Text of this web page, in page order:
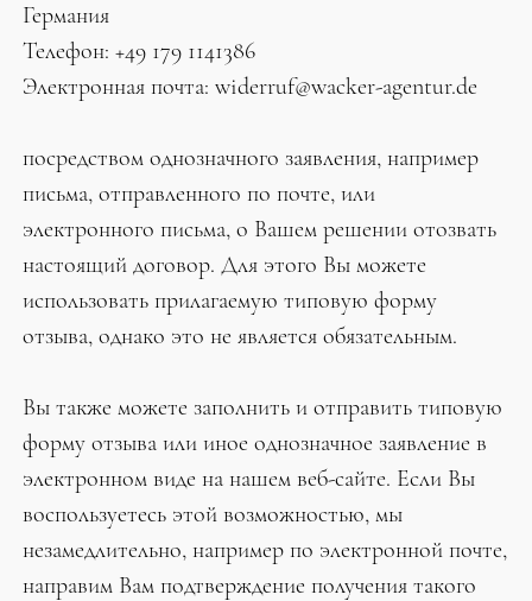
Германия
Телефон: +49 179 1141386
Электронная почта: widerruf@wacker-agentur.de
посредством однозначного заявления, например
письма, отправленного по почте, или
электронного письма, о Вашем решении отозвать
настоящий договор. Для этого Вы можете
использовать прилагаемую типовую форму
отзыва, однако это не является обязательным.
Вы также можете заполнить и отправить типовую
форму отзыва или иное однозначное заявление в
электронном виде на нашем веб-сайте. Если Вы
воспользуетесь этой возможностью, мы
незамедлительно, например по электронной почте,
направим Вам подтверждение получения такого